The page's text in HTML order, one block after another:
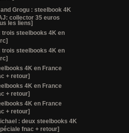
Grogu : steelbook 4K
collector 35 euros
les liens]
trois steelbooks 4K en
trois steelbooks 4K en
4K en France
+ retour]
4K en France
+ retour]
4K en France
+ retour]
: deux steelbooks 4K
fnac + retour]